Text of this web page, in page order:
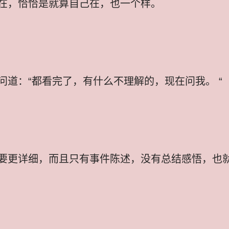
恰恰是就算自己在，也一个样。
道：“都看完了，有什么不理解的，现在问我。 “
更详细，而且只有事件陈述，没有总结感悟，也